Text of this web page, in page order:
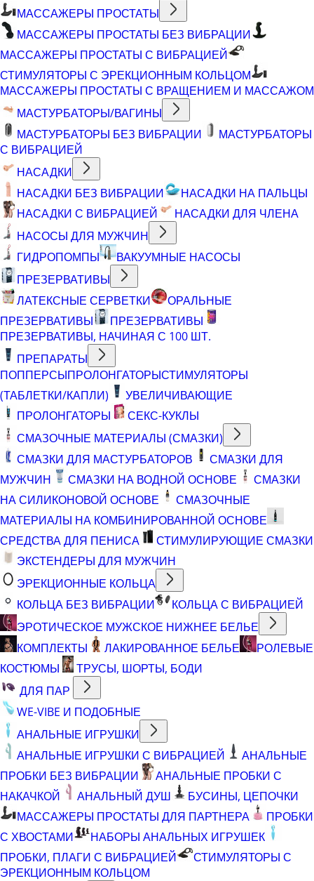
МАССАЖЕРЫ ПРОСТАТЫ
МАССАЖЕРЫ ПРОСТАТЫ БЕЗ ВИБРАЦИИ
МАССАЖЕРЫ ПРОСТАТЫ С ВИБРАЦИЕЙ
СТИМУЛЯТОРЫ С ЭРЕКЦИОННЫМ КОЛЬЦОМ
МАССАЖЕРЫ ПРОСТАТЫ С ВРАЩЕНИЕМ И МАССАЖОМ
МАСТУРБАТОРЫ/ВАГИНЫ
МАСТУРБАТОРЫ БЕЗ ВИБРАЦИИ
МАСТУРБАТОРЫ
С ВИБРАЦИЕЙ
НАСАДКИ
НАСАДКИ БЕЗ ВИБРАЦИИ
НАСАДКИ НА ПАЛЬЦЫ
НАСАДКИ С ВИБРАЦИЕЙ
НАСАДКИ ДЛЯ ЧЛЕНА
НАСОСЫ ДЛЯ МУЖЧИН
ГИДРОПОМПЫ
ВАКУУМНЫЕ НАСОСЫ
ПРЕЗЕРВАТИВЫ
ЛАТЕКСНЫЕ СЕРВЕТКИ
ОРАЛЬНЫЕ
ПРЕЗЕРВАТИВЫ
ПРЕЗЕРВАТИВЫ
ПРЕЗЕРВАТИВЫ, НАЧИНАЯ С 100 ШТ.
ПРЕПАРАТЫ
ПОППЕРСЫПРОЛОНГАТОРЫСТИМУЛЯТОРЫ
(ТАБЛЕТКИ/КАПЛИ)
УВЕЛИЧИВАЮЩИЕ
ПРОЛОНГАТОРЫ
СЕКС-КУКЛЫ
СМАЗОЧНЫЕ МАТЕРИАЛЫ (СМАЗКИ)
СМАЗКИ ДЛЯ МАСТУРБАТОРОВ
СМАЗКИ ДЛЯ
МУЖЧИН
СМАЗКИ НА ВОДНОЙ ОСНОВЕ
СМАЗКИ
НА СИЛИКОНОВОЙ ОСНОВЕ
СМАЗОЧНЫЕ
МАТЕРИАЛЫ НА КОМБИНИРОВАННОЙ ОСНОВЕ
СРЕДСТВА ДЛЯ ПЕНИСА
СТИМУЛИРУЮЩИЕ СМАЗКИ
ЭКСТЕНДЕРЫ ДЛЯ МУЖЧИН
ЭРЕКЦИОННЫЕ КОЛЬЦА
КОЛЬЦА БЕЗ ВИБРАЦИИ
КОЛЬЦА С ВИБРАЦИЕЙ
ЭРОТИЧЕСКОЕ МУЖСКОЕ НИЖНЕЕ БЕЛЬЕ
КОМПЛЕКТЫ
ЛАКИРОВАННОЕ БЕЛЬЕ
РОЛЕВЫЕ
КОСТЮМЫ
ТРУСЫ, ШОРТЫ, БОДИ
ДЛЯ ПАР
WE-VIBE И ПОДОБНЫЕ
АНАЛЬНЫЕ ИГРУШКИ
АНАЛЬНЫЕ ИГРУШКИ С ВИБРАЦИЕЙ
АНАЛЬНЫЕ
ПРОБКИ БЕЗ ВИБРАЦИИ
АНАЛЬНЫЕ ПРОБКИ С
НАКАЧКОЙ
АНАЛЬНЫЙ ДУШ
БУСИНЫ, ЦЕПОЧКИ
МАССАЖЕРЫ ПРОСТАТЫ ДЛЯ ПАРТНЕРА
ПРОБКИ
С ХВОСТАМИ
НАБОРЫ АНАЛЬНЫХ ИГРУШЕК
ПРОБКИ, ПЛАГИ С ВИБРАЦИЕЙ
СТИМУЛЯТОРЫ С
ЭРЕКЦИОННЫМ КОЛЬЦОМ